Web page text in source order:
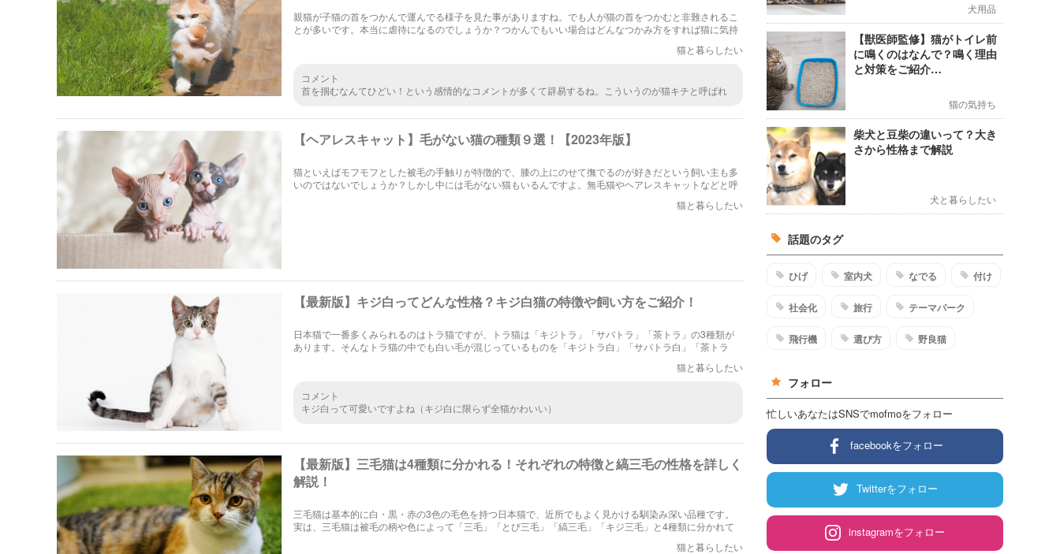
親猫が子猫の首をつかんで運んでる様子を見た事がありますね。でも人が猫の首をつかむと非難されるこ
とが多いです。本当に虐待になるのでしょうか？つかんでもいい場合はどんなつかみ方をすれば猫に気持
猫と暮らしたい
コメント
首を掴むなんてひどい！という感情的なコメントが多くて辟易するね。こういうのが猫キチと呼ばれ
や薬飲ませるのに首後ろ掴んで反らせたりするでしょ。 まあ慣れない人がやると落としたり、変なと
【ヘアレスキャット】毛がない猫の種類９選！【2023年版】
猫といえばモフモフとした被毛の手触りが特徴的で、膝の上にのせて撫でるのが好きだという飼い主も多
いのではないでしょうか？しかし中には毛がない猫もいるんですよ。無毛猫やヘアレスキャットなどと呼
猫と暮らしたい
【最新版】キジ白ってどんな性格？キジ白猫の特徴や飼い方をご紹介！
日本猫で一番多くみられるのはトラ猫ですが、トラ猫は「キジトラ」「サバトラ」「茶トラ」の3種類が
あります。そんなトラ猫の中でも白い毛が混じっているものを「キジトラ白」「サバトラ白」「茶トラ
猫と暮らしたい
コメント
キジ白って可愛いですよね（キジ白に限らず全猫かわいい）
【最新版】三毛猫は4種類に分かれる！それぞれの特徴と縞三毛の性格を詳しく
解説！
三毛猫は基本的に白・黒・赤の3色の毛色を持つ日本猫で、近所でもよく見かける馴染み深い品種です。
実は、三毛猫は被毛の柄や色によって「三毛」「とび三毛」「縞三毛」「キジ三毛」と4種類に分かれて
猫と暮らしたい
犬用品
【獣医師監修】猫がトイレ前
に鳴くのはなんで？鳴く理由
と対策をご紹介…
猫の気持ち
柴犬と豆柴の違いって？大き
さから性格まで解説
犬と暮らしたい
話題のタグ
ひげ 室内犬 なでる 付け
社会化 旅行 テーマパーク
飛行機 選び方 野良猫
フォロー
忙しいあなたはSNSでmofmoをフォロー
facebookをフォロー
Twitterをフォロー
instagramをフォロー